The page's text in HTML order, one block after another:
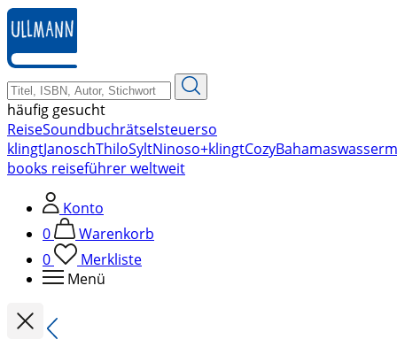
zum
Hauptinhalt
springen
häufig gesucht
ReiseSoundbuchrätselsteuerso
klingtJanoschThiloSyltNinoso+klingtCozyBahamas
books reiseführer weltweit
Konto
0
Warenkorb
0
Merkliste
Menü